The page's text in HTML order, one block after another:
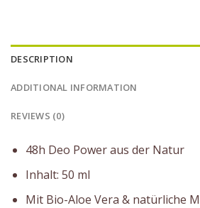
DESCRIPTION
ADDITIONAL INFORMATION
REVIEWS (0)
48h Deo Power aus der Natur
Inhalt: 50 ml
Mit Bio-Aloe Vera & natürliche